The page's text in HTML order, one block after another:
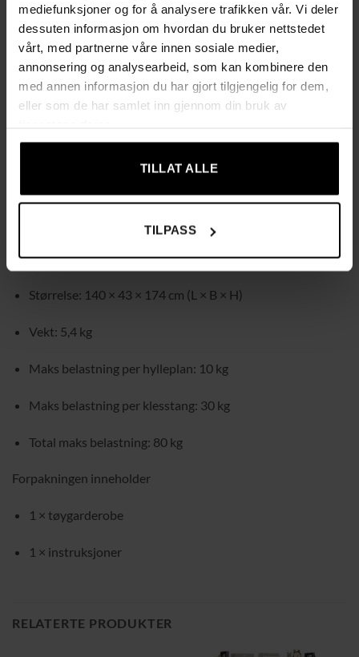
mediefunksjoner og for å analysere trafikken vår. Vi deler
dessuten informasjon om hvordan du bruker nettstedet
vårt, med partnerne våre innen sosiale medier,
annonsering og analysearbeid, som kan kombinere den
med annen informasjon du har gjort tilgjengelig for dem,
eller som de har samlet inn gjennom din bruk av
TILLAT ALLE
TILPASS
Stofftrekk med glidelås og borrelås beskytter klærne mot
støv og holder dem freshe
Enkel montering takket være like koblinger – du slipper å
sortere deler og setter bare rørene sammen
Materiale: non-woven-stoff, metallrør, plastkoblinger
Størrelse: 140 × 43 × 174 cm (L × B × H)
Vekt: 5,4 kg
Maks belastning per hylleplan: 10 kg
Maks belastning per klesstang: 30 kg
Total maks belastning: 80 kg
Forpakningen inneholder
1 × tøygarderobe
1 × instruksjoner
RELATERTE PRODUKTER